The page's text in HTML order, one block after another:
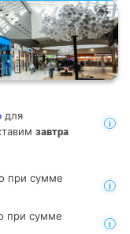
для
завтра
при сумме
при сумме